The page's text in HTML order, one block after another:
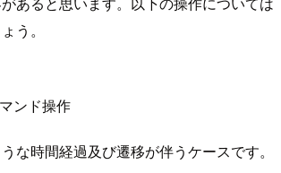
う。
ンド操作
な時間経過及び遷移が伴うケースです。